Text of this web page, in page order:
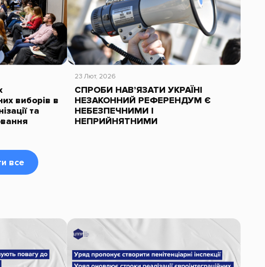
виборів в
та
23 Лют, 2026
СПРОБИ НАВ’ЯЗАТИ УКРАЇНІ
НЕЗАКОННИЙ РЕФЕРЕНДУМ Є
НЕБЕЗПЕЧНИМИ І
НЕПРИЙНЯТНИМИ
все